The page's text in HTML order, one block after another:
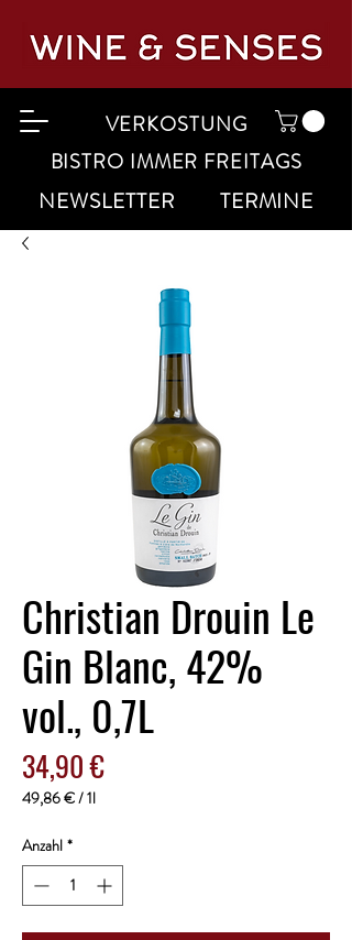
VERKOSTUNG
BISTRO IMMER FREITAGS
NEWSLETTER TERMINE
Christian Drouin Le
Gin Blanc, 42%
vol., 0,7L
34,90 €Preis
49,86 €/1l
pro
1
Liter
Anzahl *